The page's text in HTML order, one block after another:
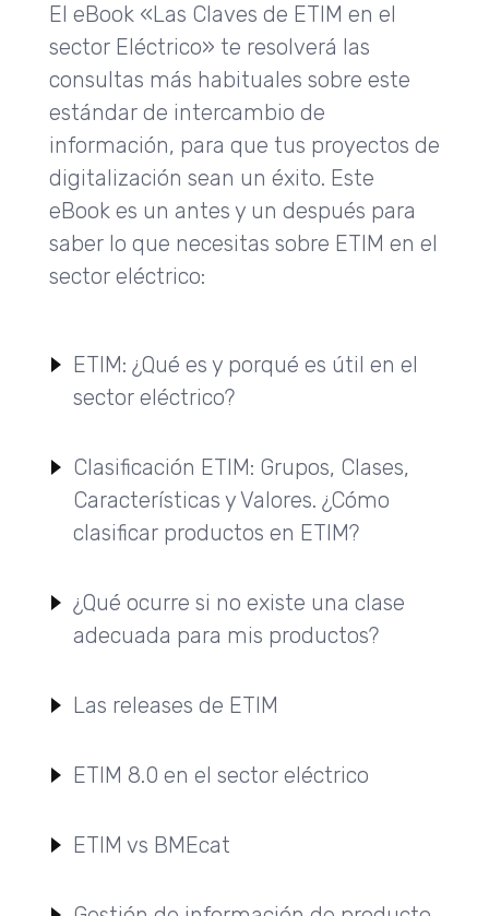
El eBook «Las Claves de ETIM en el
sector Eléctrico» te resolverá las
consultas más habituales sobre este
estándar de intercambio de
información, para que tus proyectos de
digitalización sean un éxito. Este
eBook es un antes y un después para
saber lo que necesitas sobre ETIM en el
sector eléctrico:
ETIM: ¿Qué es y porqué es útil en el
sector eléctrico?
Clasificación ETIM: Grupos, Clases,
Características y Valores. ¿Cómo
clasificar productos en ETIM?
¿Qué ocurre si no existe una clase
adecuada para mis productos?
Las releases de ETIM
ETIM 8.0 en el sector eléctrico
ETIM vs BMEcat